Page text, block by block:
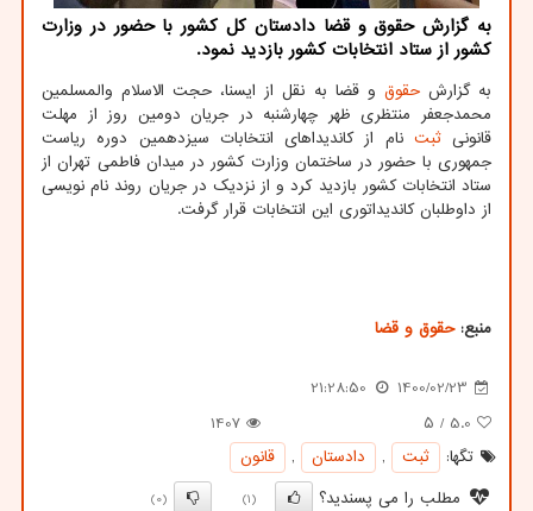
به گزارش حقوق و قضا دادستان کل کشور با حضور در وزارت
کشور از ستاد انتخابات کشور بازدید نمود.
به گزارشحقوق و قضا به نقل از ایسنا، حجت الاسلام والمسلمین
محمدجعفر منتظری ظهر چهارشنبه در جریان دومین روز از مهلت
قانونیثبت نام از کاندیداهای انتخابات سیزدهمین دوره ریاست
جمهوری با حضور در ساختمان وزارت کشور در میدان فاطمی تهران از
ستاد انتخابات کشور بازدید کرد و از نزدیک در جریان روند نام نویسی
از داوطلبان کاندیداتوری این انتخابات قرار گرفت.
منبع:حقوق و قضا
1400/02/23
21:28:50
5.0 / ۵
1407
تگها:
ثبت , دادستان ,
قانون
مطلب را می پسندید؟
(1)
(0)